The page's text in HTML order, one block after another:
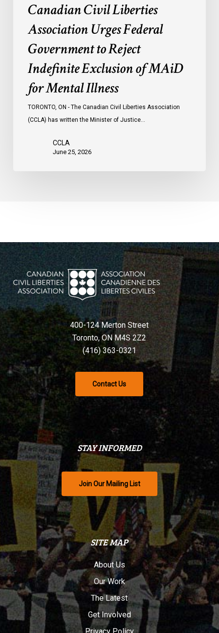
Mental
Illness
Canadian Civil Liberties
Association Urges Federal
Government to Reject
Indefinite Exclusion of MAiD
for Mental Illness
TORONTO, ON - The Canadian Civil Liberties Association
(CCLA) has written the Minister of Justice…
CCLA
June 25, 2026
400-124 Merton Street
Toronto, ON M4S 2Z2
(416) 363-0321
Contact Us
STAY INFORMED
Join Our Mailing List
SITE MAP
About Us
Our Work
The Latest
Get Involved